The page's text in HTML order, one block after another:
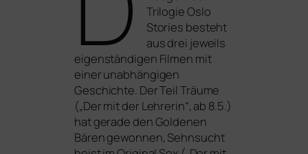
Trilogie Oslo
Stories besteht
aus drei jeweils
eigen­stän­di­gen Filmen mit
einer unab­hän­gi­gen
Geschichte. Der Teil Träume
(„Der mit der Lehrerin“, ab 8.5.)
hat gera­de denGoldenen
Bärengewon­nen, Sehnsucht